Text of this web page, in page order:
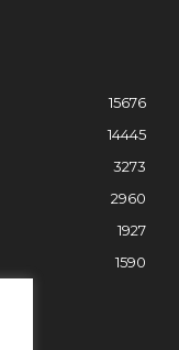
15676
14445
3273
2960
1927
1590